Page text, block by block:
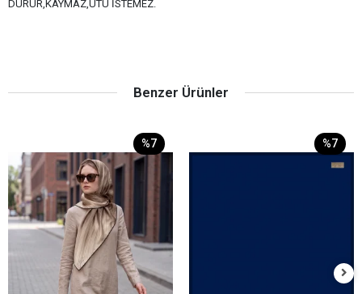
DURUR,KAYMAZ,ÜTÜ İSTEMEZ.
Benzer Ürünler
%7 %7